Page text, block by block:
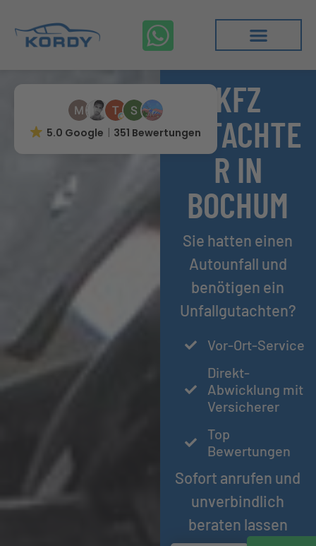
KFZ
GUTACHTE
R IN
BOCHUM
Sie hatten einen
Autounfall und
benötigen ein
Unfallgutachten?
Vor-Ort-Service
Direkt-
Abwicklung mit
Versicherer
Top
Bewertungen
Sofort anrufen und
unverbindlich
beraten lassen
5.0 Google 351 Bewertungen